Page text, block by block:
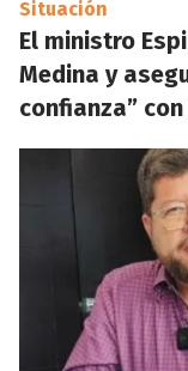
Situación
El ministro
Medina y
confianza” con